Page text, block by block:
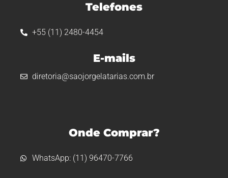
Telefones
+55 (11) 2480-4454
E-mails
diretoria@saojorgelatarias.com.br
Onde Comprar?
WhatsApp: (11) 96470-7766